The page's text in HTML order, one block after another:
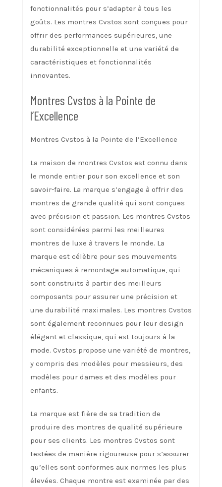
fonctionnalités pour s’adapter à tous les
goûts. Les montres Cvstos sont conçues pour
offrir des performances supérieures, une
durabilité exceptionnelle et une variété de
caractéristiques et fonctionnalités
innovantes.
Montres Cvstos à la Pointe de
l’Excellence
Montres Cvstos à la Pointe de l’Excellence
La maison de montres Cvstos est connu dans
le monde entier pour son excellence et son
savoir-faire. La marque s’engage à offrir des
montres de grande qualité qui sont conçues
avec précision et passion. Les montres Cvstos
sont considérées parmi les meilleures
montres de luxe à travers le monde. La
marque est célèbre pour ses mouvements
mécaniques à remontage automatique, qui
sont construits à partir des meilleurs
composants pour assurer une précision et
une durabilité maximales. Les montres Cvstos
sont également reconnues pour leur design
élégant et classique, qui est toujours à la
mode. Cvstos propose une variété de montres,
y compris des modèles pour messieurs, des
modèles pour dames et des modèles pour
enfants.
La marque est fière de sa tradition de
produire des montres de qualité supérieure
pour ses clients. Les montres Cvstos sont
testées de manière rigoureuse pour s’assurer
qu’elles sont conformes aux normes les plus
élevées. Chaque montre est examinée par des